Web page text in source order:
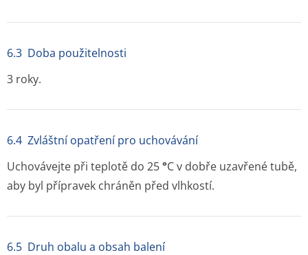
6.3 Doba použitelnosti
3 roky.
6.4 Zvláštní opatření pro uchovávání
Uchovávejte při teplotě do 25°C v dobře uzavřené tubě,
aby byl přípravek chráněn před vlhkostí.
6.5 Druh obalu a obsah balení